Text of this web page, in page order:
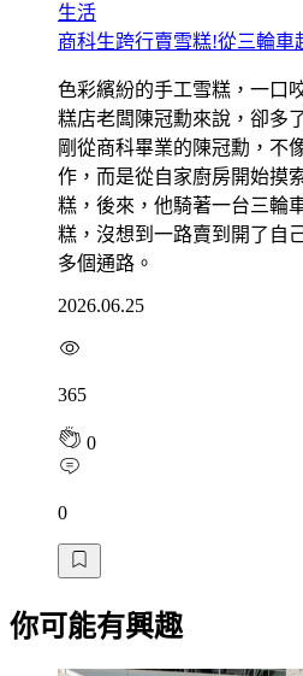
生活
商科生跨行賣雪糕!從三輪車
色彩繽紛的手工雪糕，一口
糕店老闆陳冠勳來說，卻多
剛從商科畢業的陳冠勳，不
作，而是從自家廚房開始摸
糕，後來，他騎著一台三輪
糕，沒想到一路賣到開了自
多個通路。
2026.06.25
365
0
0
你可能有興趣